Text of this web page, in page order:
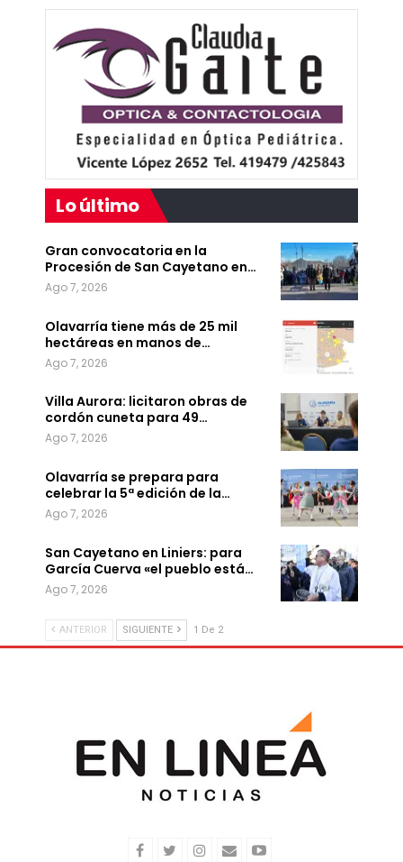
Lo último
Gran convocatoria en la
Procesión de San Cayetano en…
Ago 7, 2026
Olavarría tiene más de 25 mil
hectáreas en manos de…
Ago 7, 2026
Villa Aurora: licitaron obras de
cordón cuneta para 49…
Ago 7, 2026
Olavarría se prepara para
celebrar la 5ª edición de la…
Ago 7, 2026
San Cayetano en Liniers: para
García Cuerva «el pueblo está…
Ago 7, 2026
ANTERIOR SIGUIENTE 1 De 2